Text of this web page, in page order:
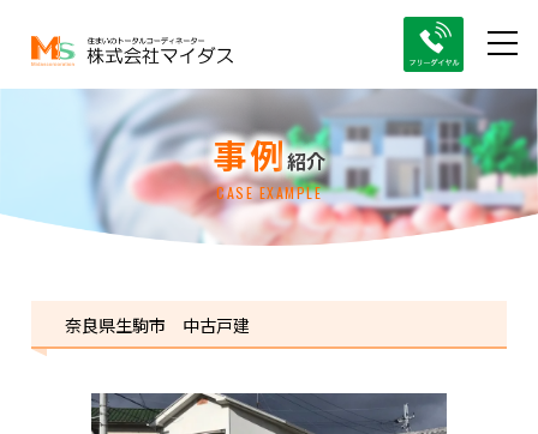
事例紹介
CASE EXAMPLE
奈良県生駒市 中古戸建